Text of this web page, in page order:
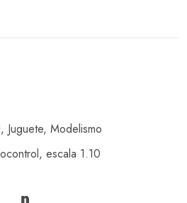
, Juguete, Modelismo
, escala 1.10